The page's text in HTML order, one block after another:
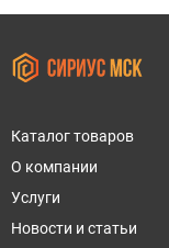
Каталог товаров
О компании
Услуги
Новости и статьи